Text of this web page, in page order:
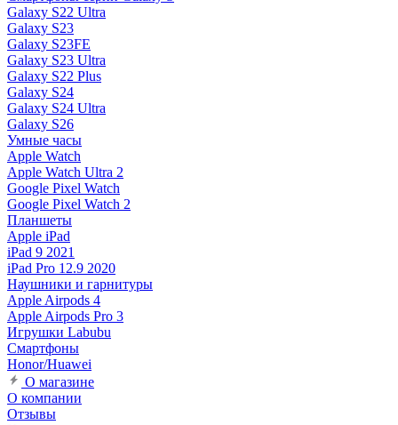
Galaxy S22 Ultra
Galaxy S23
Galaxy S23FE
Galaxy S23 Ultra
Galaxy S22 Plus
Galaxy S24
Galaxy S24 Ultra
Galaxy S26
Умные часы
Apple Watch
Apple Watch Ultra 2
Google Pixel Watch
Google Pixel Watch 2
Планшеты
Apple iPad
iPad 9 2021
iPad Pro 12.9 2020
Наушники и гарнитуры
Apple Airpods 4
Apple Airpods Pro 3
Игрушки Labubu
Смартфоны
Honor/Huawei
О магазине
О компании
Отзывы